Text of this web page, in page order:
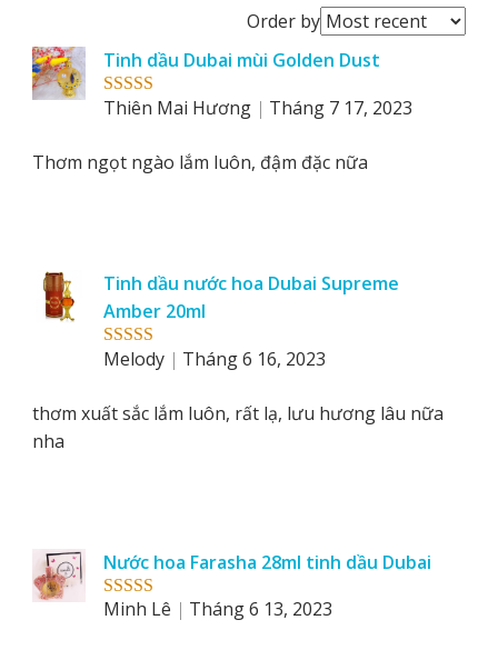
Order byOrder
reviews
by
Rated5 out
Tinh dầu Dubai mùi Golden Dust
Thiên Mai Hương
Tháng 7 17, 2023
Thơm ngọt ngào lắm luôn, đậm đặc nữa
Rated5out
Tinh dầu nước hoa Dubai Supreme
Amber 20ml
Melody
Tháng 6 16, 2023
thơm xuất sắc lắm luôn, rất lạ, lưu hương lâu nữa
nha
Rated 5out
Nước hoa Farasha 28ml tinh dầu Dubai
Minh Lê
Tháng 6 13, 2023